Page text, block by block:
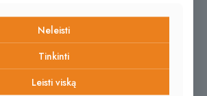
Laukinis širdyje.
Atskleidžiant vyro sielos
paslaptį
16,00
Neleisti
Tinkinti
Leisti viską